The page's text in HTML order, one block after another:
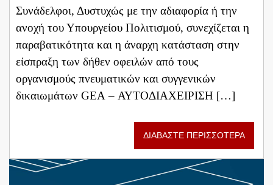
Συνάδελφοι, Δυστυχώς με την αδιαφορία ή την
ανοχή του Υπουργείου Πολιτισμού, συνεχίζεται η
παραβατικότητα και η άναρχη κατάσταση στην
είσπραξη των δήθεν οφειλών από τους
οργανισμούς πνευματικών και συγγενικών
δικαιωμάτων GEA – ΑΥΤΟΔΙΑΧΕΙΡΙΣΗ […]
ΔΙΑΒΑΣΤΕ ΠΕΡΙΣΣΟΤΕΡΑ